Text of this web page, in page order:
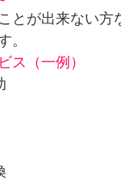
とが出来ない
。
ス（一例）